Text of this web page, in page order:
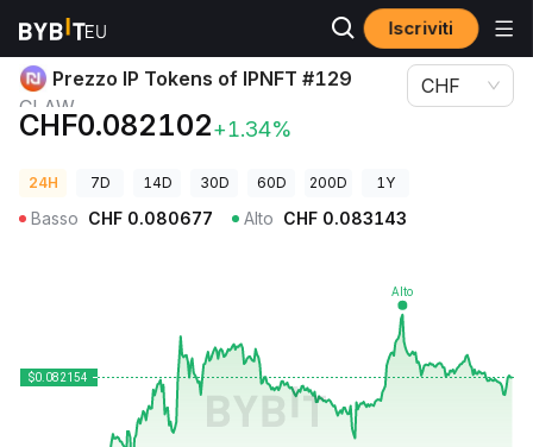
Iscriviti
Prezzi Crypto Prezzo IP Tokens of IPNFT #129 CLAW
Prezzo IP Tokens of IPNFT #129
CLAW
CHF0.082102+1.34%
CHF
24H 7D 14D 30D 60D 200D 1Y
Basso CHF 0.080677 Alto CHF 0.083143